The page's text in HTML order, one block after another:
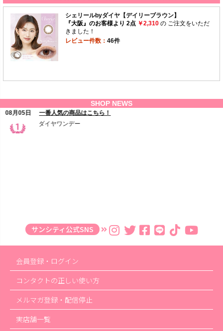
サンシティ公式SNS
会員登録・ログイン
コンタクトの正しい使い方
メルマガ登録・配信停止
実店舗一覧